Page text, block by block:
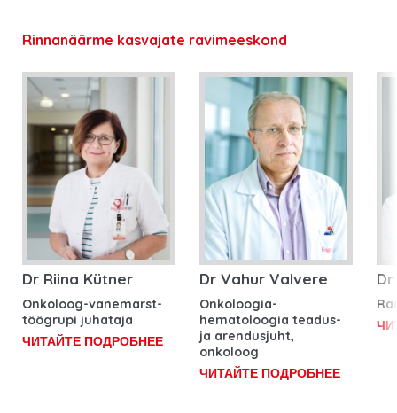
Rinnanäärme kasvajate ravimeeskond
Dr Riina Kütner
Onkoloog-vanemarst-
töögrupi juhataja
ЧИТАЙТЕ ПОДРОБНЕЕ
Dr Vahur Valvere
Onkoloogia-
hematoloogia teadus-
ja arendusjuht,
onkoloog
ЧИТАЙТЕ ПОДРОБНЕЕ